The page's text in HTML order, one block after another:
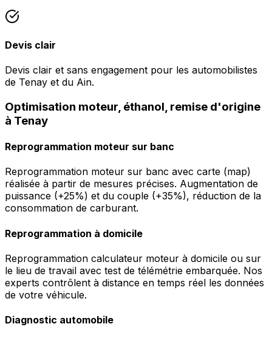
Devis clair
Devis clair et sans engagement pour les automobilistes
de Tenay et du Ain.
Optimisation moteur, éthanol, remise d'origine
à Tenay
Reprogrammation moteur sur banc
Reprogrammation moteur sur banc avec carte (map)
réalisée à partir de mesures précises. Augmentation de
puissance (+25%) et du couple (+35%), réduction de la
consommation de carburant.
Reprogrammation à domicile
Reprogrammation calculateur moteur à domicile ou sur
le lieu de travail avec test de télémétrie embarquée. Nos
experts contrôlent à distance en temps réel les données
de votre véhicule.
Diagnostic automobile